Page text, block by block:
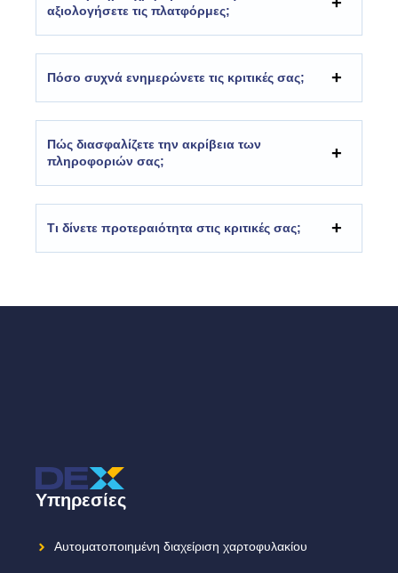
αξιολογήσετε τις πλατφόρμες;
Πόσο συχνά ενημερώνετε τις κριτικές σας;
Πώς διασφαλίζετε την ακρίβεια των
πληροφοριών σας;
Τι δίνετε προτεραιότητα στις κριτικές σας;
Υπηρεσίες
Αυτοματοποιημένη διαχείριση χαρτοφυλακίου